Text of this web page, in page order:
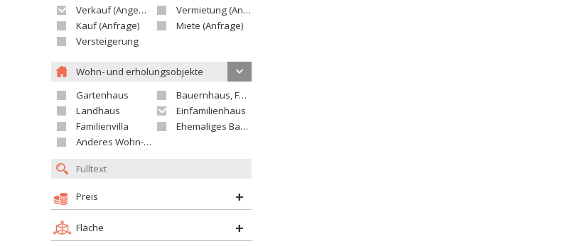
Verkauf (Angebot)
Vermietung (Angebot)
Kauf (Anfrage)
Miete (Anfrage)
Versteigerung
Wohn- und erholungsobjekte
Gartenhaus
Bauernhaus, Ferienhaus
Landhaus
Einfamilienhaus
Familienvilla
Ehemaliges Bauerngut
Anderes Wohn- oder Ferienobjekt
Preis
Fläche